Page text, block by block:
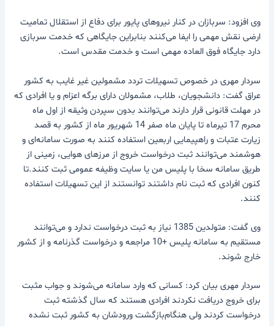
وی افزود: سربازان در کنار نیروهای پایور برای دفاع از استقلال تمامیت
ارضی نقش مهمی را ایفا می‌کنند بنابراین جایگاهی که خدمت سربازی
دارد جایگاه فوق العاده مهمی است و خدمت مقدس است.
سردار مهری در خصوص تسهیلات تردد مشمولین غیر غایب به کشور
عراق گفت: دانشجویان، طلاب، مشمولان دارای برگه اعزام و یا افرادی که
در مهلت قانونی قرار دارند می‌توانند بدون سپردن وثیقه از اول ماه
محرم 17 تیرماه تا پایان ماه صفر 14 شهریور ماه از کشور به قصد
زیارت عتبات و راهپیمایی اربعین استفاده کنند به صورت سامانه‌ای و
هوشمند می‌توانند ثبت درخواست خروج از مرزهای هوایی، زمینی از
طریق سامانه سخا با پلیس من یا سایت وظیفه عمومی ثبت کنند.تا
کنون افرادی که ثبت نام داشتند توانستند از این تسهیلات استفاده
کنند.
وی گفت: متولدین 1385 نیاز به ثبت درخواست ندارد و می‌توانند
مستقیم به سامانه پلیس +10 مراجعه و درخواست گذرنامه و از کشور
خارج شوند.
سردار مهری بیان کرد: کسانی که وارد سامانه می‌شوند و جواب مثبت
برای خروج دریافت نکردند افرادی هستند که سال گذشته ثبت
درخواست کردند ولی هنگام‌بازگشت ورودشان به کشور ثبت نشده